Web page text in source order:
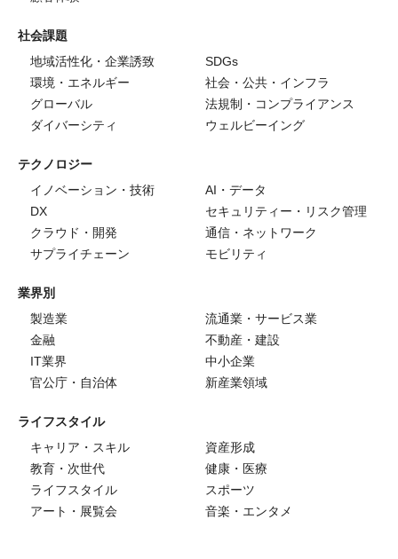
社会課題
地域活性化・企業誘致
SDGs
環境・エネルギー
社会・公共・インフラ
グローバル
法規制・コンプライアンス
ダイバーシティ
ウェルビーイング
テクノロジー
イノベーション・技術
AI・データ
DX
セキュリティー・リスク管理
クラウド・開発
通信・ネットワーク
サプライチェーン
モビリティ
業界別
製造業
流通業・サービス業
金融
不動産・建設
IT業界
中小企業
官公庁・自治体
新産業領域
ライフスタイル
キャリア・スキル
資産形成
教育・次世代
健康・医療
ライフスタイル
スポーツ
アート・展覧会
音楽・エンタメ